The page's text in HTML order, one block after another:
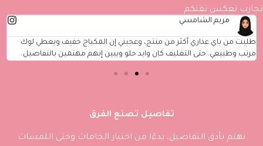
تجارب تعكس ثقتكم
مريم الشامسي
طلبت من باي عذاري أكثر من منتج، وعجبني إن المكياج خفيف ويعطي لوك
مرتب وطبيعي. حتى التغليف كان وايد حلو ويبين إنهم مهتمين بالتفاصيل.
تفاصيل تصنع الفرق
نهتم بأدق التفاصيل، بدءًا من اختيار الخامات وحتى اللمسات